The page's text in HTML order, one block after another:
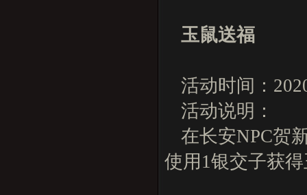
玉鼠送福
活动时间：
活动说明：
在长安NPC贺
使用1银交子获